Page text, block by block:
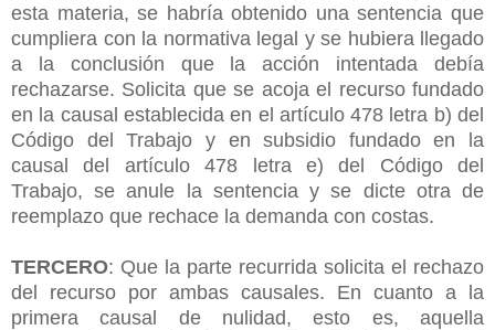
esta materia, se habría obtenido una sentencia que
cumpliera con la normativa legal y se hubiera llegado
a la conclusión que la acción intentada debía
rechazarse. Solicita que se acoja el recurso fundado
en la causal establecida en el artículo 478 letra b) del
Código del Trabajo y en subsidio fundado en la
causal del artículo 478 letra e) del Código del
Trabajo, se anule la sentencia y se dicte otra de
reemplazo que rechace la demanda con costas.
TERCERO: Que la parte recurrida solicita el rechazo
del recurso por ambas causales. En cuanto a la
primera causal de nulidad, esto es, aquella